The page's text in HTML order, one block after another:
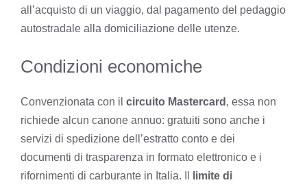
all’acquisto di un viaggio, dal pagamento del pedaggio
autostradale alla domiciliazione delle utenze.
Condizioni economiche
Convenzionata con il circuito Mastercard , essa non
richiede alcun canone annuo: gratuiti sono anche i
servizi di spedizione dell’estratto conto e dei
documenti di trasparenza in formato elettronico e i
rifornimenti di carburante in Italia. Il
limite di